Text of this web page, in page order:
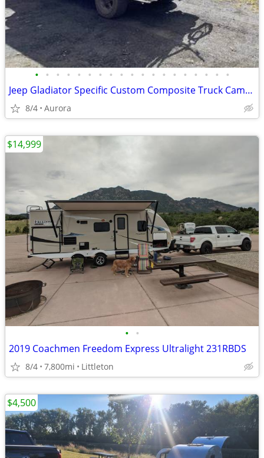
• • • • • • • • • • • • • • • • • • •
Jeep Gladiator Specific Custom Composite Truck Camper
8/4 Aurora
• •
2019 Coachmen Freedom Express Ultralight 231RBDS
8/4 7,800mi Littleton
$14,999
$4,500